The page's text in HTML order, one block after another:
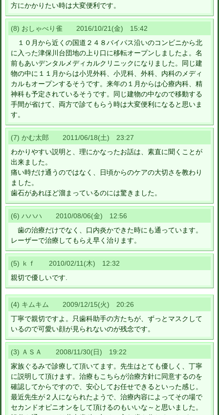
方にかかりたい時は大変便利です。
(8) おしゃべり雀 2016/10/21(金) 15:42
１０月から近くの国道２４８バイパス沿いのコンビニから北
に入った津保川台団地の上り口に移転オープンしましたよ。名
前もあいデンタルメディカルクリニックになりました。同じ建
物の中に１１月からは小児外科、小児科、外科、内科のメディ
カルもオープンするそうです。来年の１月からは心療内科、精
神科も予定されているそうです。同じ建物の中なので移動する
手間が省けて、両方で診てもらう時は大変便利になると思いま
す。
(7) かむ太郎 2011/06/18(土) 23:27
わかりやすい説明と、理にかなったお話は、素直に聞くことが
出来ました。
痛い時だけ通うのではなく、日頃からのケアの大切さを教わり
ました。
歯石があれほど溜まっているのには驚きました。
(6) ハハハ 2010/08/06(金) 12:56
歯の治療だけでなく、口内炎かできた時にも通っています。
レーザーで治療してもらえ早く治ります。
(5) ｋｆ 2010/02/11(木) 12:32
親切で優しいです.
(4) キムキム 2009/12/15(火) 20:26
丁寧で親切ですよ。只歯科助手の方たちが、ずっとマスクして
いるので可愛い顔が見られないのが残念です。
(3) ＡＳＡ 2008/11/30(日) 19:22
家族ぐるみで診療して頂いてます。先生はとても優しく、丁寧
に説明して頂けます。治療もこちらが治療方針に同意するのを
確認してからですので、安心してお任せできるといった感じ。
最近先生が２人になられたようで、治療内容によってその場で
セカンドオピニオンをして頂けるのもいいな～と思いました。